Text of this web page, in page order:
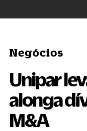
Negócios
Unipar
alonga
M&A